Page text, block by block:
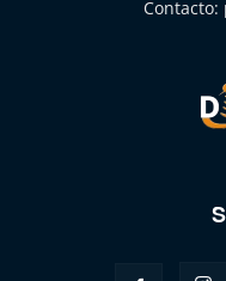
Contacto: